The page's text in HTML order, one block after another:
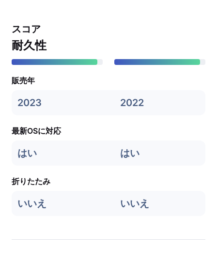
スコア
耐久性
販売年
2023 2022
最新OSに対応
はい はい
折りたたみ
いいえ いいえ